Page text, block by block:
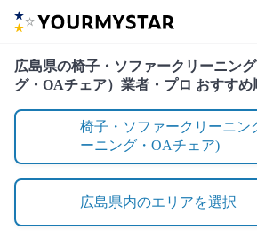
広島県の椅子・ソファークリーニン
グ・OAチェア）業者・プロ おすすめ
椅子・ソファークリーニン
ーニング・OAチェア)
広島県内のエリアを選択